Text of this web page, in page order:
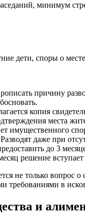
минимум
дети, споры о
причину
копия
места
имущественного
Разводят даже при
до 3
решение
не только
требованиями в
и